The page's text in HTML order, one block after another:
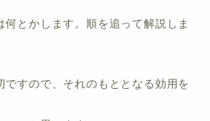
何とかします。順を追って解説しま
ですので、それのもととなる効用を